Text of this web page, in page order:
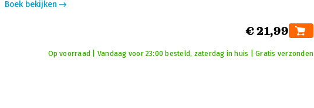
Boek bekijken
€ 21,99
Op voorraad | Vandaag voor 23:00 besteld, zaterdag in huis | Gratis verzonden